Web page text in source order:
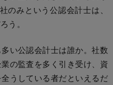
のみという公認会計士は、
う。
い公認会計士は誰か。社数
の監査を多く引き受け、資
うしている者だといえるだ